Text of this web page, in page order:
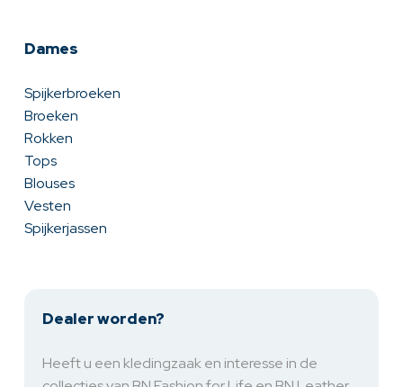
Dames
Spijkerbroeken
Broeken
Rokken
Tops
Blouses
Vesten
Spijkerjassen
Dealer worden?
Heeft u een kledingzaak en interesse in de